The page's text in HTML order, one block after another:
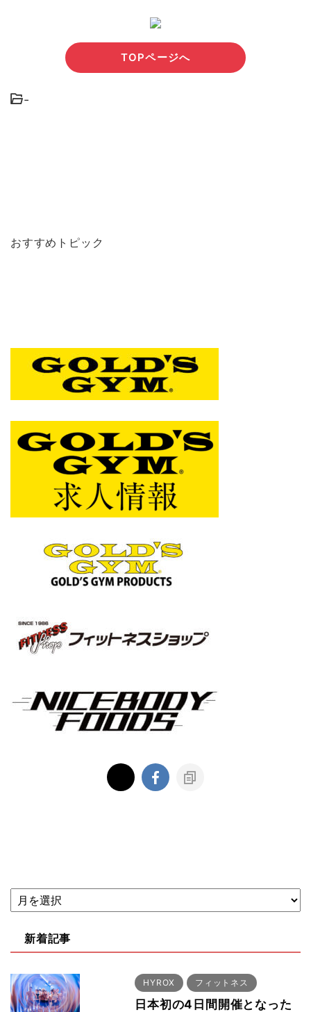
TOPページへ
-
おすすめトピック
新着記事
HYROX フィットネス
日本初の4日間開催となった